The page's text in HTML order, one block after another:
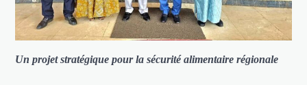
Un projet stratégique pour la sécurité alimentaire régionale